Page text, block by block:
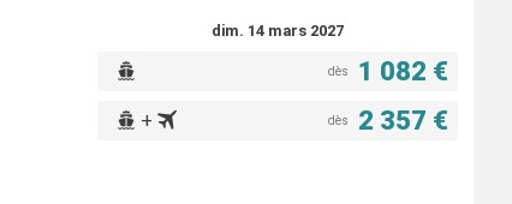
dim. 14 mars 2027
dès 1 082 €
+ dès 2 357 €